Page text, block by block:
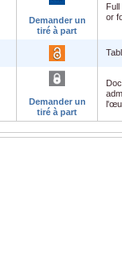
Demander un
tiré à part
or
Demander un
tiré à part